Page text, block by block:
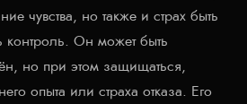
чувства, но также и страх быть
контроль. Он может быть
но при этом защищаться,
опыта или страха отказа. Его